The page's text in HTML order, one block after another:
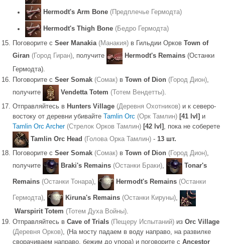
Hermodt's Arm Bone (Предплечье Гермодта)
Hermodt's Thigh Bone (Бедро Гермодта)
Поговорите с Seer Manakia (Манакия) в Гильдии Орков Town of
Giran (Город Гиран), получите Hermodt's Remains (Останки
Гермодта).
Поговорите с Seer Somak (Сомак) в Town of Dion (Город Дион),
получите
Vendetta Totem (Тотем Вендетты).
Отправляйтесь в Hunters Village (Деревня Охотников) и к северо-
востоку от деревни убивайте Tamlin Orc (Орк Тамлин) [41 lvl] и
Tamlin Orc Archer (Стрелок Орков Тамлин) [42 lvl] , пока не соберете
Tamlin Orc Head (Голова Орка Тамлин) - 13 шт.
Поговорите с Seer Somak (Сомак) в Town of Dion (Город Дион),
получите
Braki's Remains (Останки Браки), Tonar's
Remains (Останки Тонара), Hermodt's Remains (Останки
Гермодта), Kiruna's Remains (Останки Кируны),
Warspirit Totem (Тотем Духа Войны).
Отправляйтесь в Cave of Trials (Пещеру Испытаний) из Orc Village
(Деревня Орков), (На мосту падаем в воду направо, на развилке
сворачиваем направо, бежим до упора) и поговорите с Ancestor